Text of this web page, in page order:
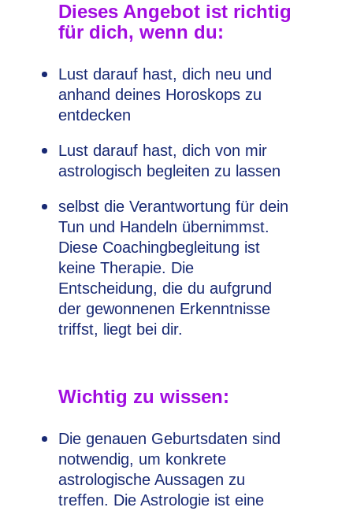
Dieses Angebot ist richtig
für dich, wenn du:
Lust darauf hast, dich neu und
anhand deines Horoskops zu
entdecken
Lust darauf hast, dich von mir
astrologisch begleiten zu lassen
selbst die Verantwortung für dein
Tun und Handeln übernimmst.
Diese Coachingbegleitung ist
keine Therapie. Die
Entscheidung, die du aufgrund
der gewonnenen Erkenntnisse
triffst, liegt bei dir.
Wichtig zu wissen:
Die genauen Geburtsdaten sind
notwendig, um konkrete
astrologische Aussagen zu
treffen. Die Astrologie ist eine